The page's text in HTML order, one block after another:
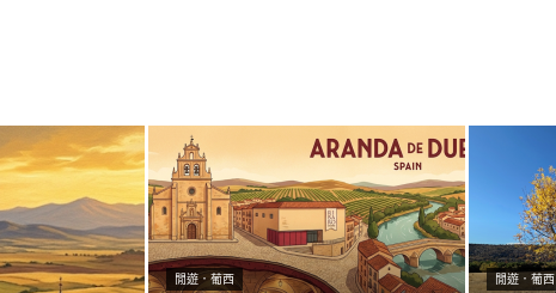
閒遊．葡西 閒遊．葡西